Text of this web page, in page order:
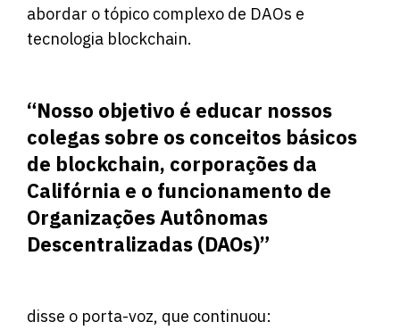
abordar o tópico complexo de DAOs e
tecnologia blockchain.
“Nosso objetivo é educar nossos
colegas sobre os conceitos básicos
de blockchain, corporações da
Califórnia e o funcionamento de
Organizações Autônomas
Descentralizadas (DAOs)”
disse o porta-voz, que continuou: